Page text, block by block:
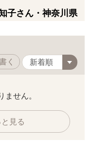
子さん・神奈川県
く
せん。
見る